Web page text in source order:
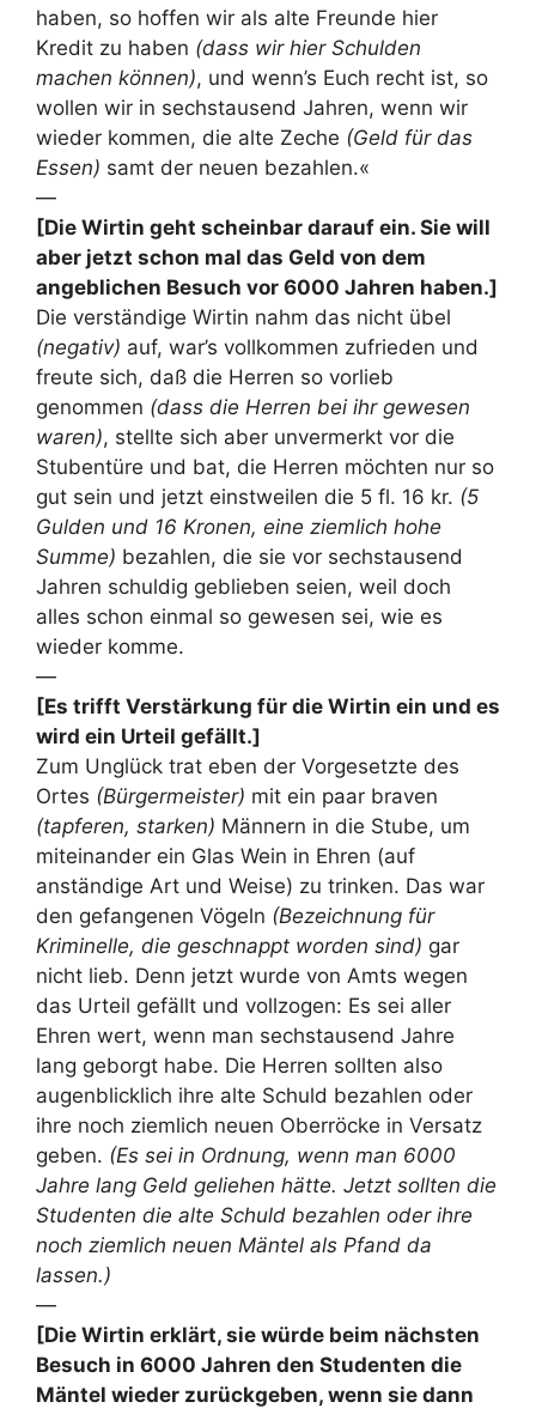
haben, so hoffen wir als alte Freunde hier
Kredit zu haben (dass wir hier Schulden
machen können), und wenn’s Euch recht ist, so
wollen wir in sechstausend Jahren, wenn wir
wieder kommen, die alte Zeche (Geld für das
Essen) samt der neuen bezahlen.«
—
[Die Wirtin geht scheinbar darauf ein. Sie will
aber jetzt schon mal das Geld von dem
angeblichen Besuch vor 6000 Jahren haben.]
Die verständige Wirtin nahm das nicht übel
(negativ) auf, war’s vollkommen zufrieden und
freute sich, daß die Herren so vorlieb
genommen (dass die Herren bei ihr gewesen
waren), stellte sich aber unvermerkt vor die
Stubentüre und bat, die Herren möchten nur so
gut sein und jetzt einstweilen die 5 fl. 16 kr. (5
Gulden und 16 Kronen, eine ziemlich hohe
Summe) bezahlen, die sie vor sechstausend
Jahren schuldig geblieben seien, weil doch
alles schon einmal so gewesen sei, wie es
wieder komme.
—
[Es trifft Verstärkung für die Wirtin ein und es
wird ein Urteil gefällt.]
Zum Unglück trat eben der Vorgesetzte des
Ortes (Bürgermeister) mit ein paar braven
(tapferen, starken) Männern in die Stube, um
miteinander ein Glas Wein in Ehren (auf
anständige Art und Weise) zu trinken. Das war
den gefangenen Vögeln (Bezeichnung für
Kriminelle, die geschnappt worden sind) gar
nicht lieb. Denn jetzt wurde von Amts wegen
das Urteil gefällt und vollzogen: Es sei aller
Ehren wert, wenn man sechstausend Jahre
lang geborgt habe. Die Herren sollten also
augenblicklich ihre alte Schuld bezahlen oder
ihre noch ziemlich neuen Oberröcke in Versatz
geben. (Es sei in Ordnung, wenn man 6000
Jahre lang Geld geliehen hätte. Jetzt sollten die
Studenten die alte Schuld bezahlen oder ihre
noch ziemlich neuen Mäntel als Pfand da
lassen.)
—
[Die Wirtin erklärt, sie würde beim nächsten
Besuch in 6000 Jahren den Studenten die
Mäntel wieder zurückgeben, wenn sie dann